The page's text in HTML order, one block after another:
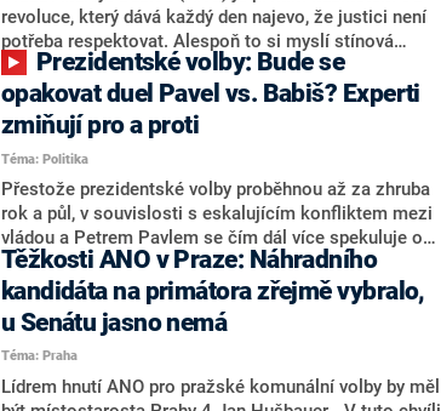
značně pochybuje. Podle něj současná koalice dosud
nemá osobu, která by Pavlovi mohla konkurovat.
revoluce, který dává každý den najevo, že justici není
potřeba respektovat. Alespoň to si myslí stínová
ministryně spravedlnosti ODS Eva Decroix. V
rozhovoru pro CNN Prima NEWS si nebrala servítky
ohledně politického výkonu svého nástupce Jeronýma
Tejce (za ANO) či vládní zmocněnkyně pro lidská
práva Taťány Malé (ANO). Označením „svoloč“ na
adresu vlády prý byla ještě hodná. Decroix se také
vrátila k volební porážce koalice Spolu či promluvila o
hnutí Naše Česko Martina Kuby.
opakovat duel Pavel vs. Babiš? Experti
zmiňují pro a proti
Téma: Politika
Přestože prezidentské volby proběhnou až za zhruba
rok a půl, v souvislosti s eskalujícím konfliktem mezi
vládou a Petrem Pavlem se čím dál více spekuluje o
tom, koho by do bitvy o Hrad mohla vyslat současná
koalice. Někteří političtí komentátoři znovu vytahují
jméno premiéra Andreje Babiše (ANO). Jak moc je
pravděpodobné, že se v prezidentských volbách 2028
bude znovu opakovat souboj z roku 2023?
Těžkosti ANO v Praze: Náhradního
kandidáta na primátora zřejmě vybralo,
u Senátu jasno nemá
Téma: Praha
Lídrem hnutí ANO pro pražské komunální volby by měl